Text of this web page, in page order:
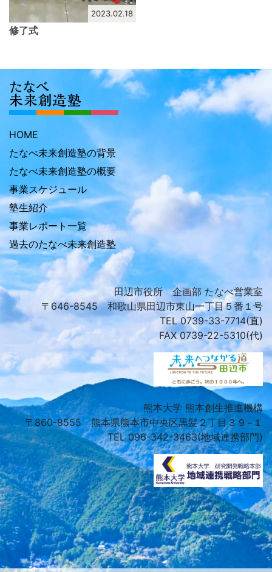
2023.02.18
修了式
HOME
たなべ未来創造塾の背景
たなべ未来創造塾の概要
事業スケジュール
塾生紹介
事業レポート一覧
過去のたなべ未来創造塾
田辺市役所 企画部 たなべ営業室
〒646-8545 和歌山県田辺市東山一丁目５番１号
TEL 0739-33-7714(直)
FAX 0739-22-5310(代)
熊本大学 熊本創生推進機構
〒860-8555 熊本県熊本市中央区黒髪２丁目３９−１
TEL 096-342-3463(地域連携部門)